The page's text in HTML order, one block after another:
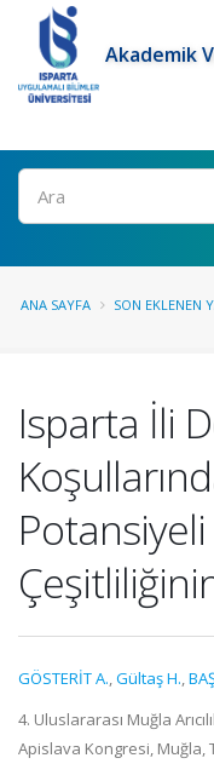
Akademik
Ara
ANA SAYFA SON EKLENEN
Isparta İli
GÖSTERİT A.,Gültaş H.,
4. Uluslararası Muğla
Apislava Kongresi, Muğla,